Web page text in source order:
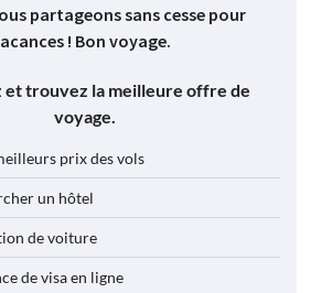
partageons sans cesse pour
! Bon voyage.
et trouvez la meilleure offre de
voyage.
prix des vols
un hôtel
de voiture
de visa en ligne